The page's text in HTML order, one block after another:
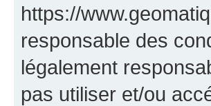
https://
responsable des
légalement
pas utiliser et/ou